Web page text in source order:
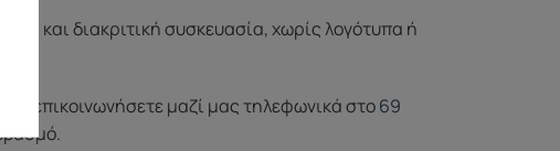
και διακριτική συσκευασία, χωρίς λογότυπα ή
να επικοινωνήσετε μαζί μας τηλεφωνικά στο69